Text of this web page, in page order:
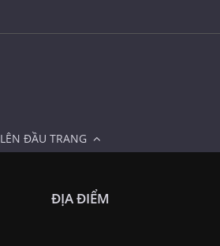
LÊN ĐẦU TRANG
ĐỊA ĐIỂM